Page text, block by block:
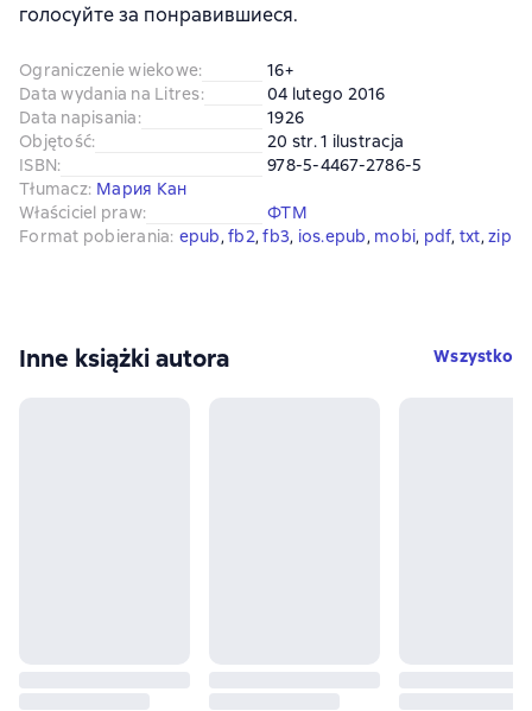
голосуйте за понравившиеся.
Ograniczenie wiekowe:
16+
Data wydania na Litres:
04 lutego 2016
Data napisania:
1926
Objętość:
20 str. 1 ilustracja
ISBN:
978-5-4467-2786-5
Tłumacz: Мария Кан
Właściciel praw:
ФТМ
Format pobierania: epub, fb2, fb3, ios.epub, mobi, pdf, txt, zip
Inne książki autora Wszystko